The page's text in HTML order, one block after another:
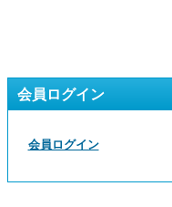
会員ログイン
会員ログイン